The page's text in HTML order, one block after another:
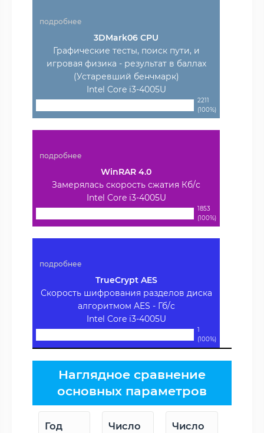
подробнее
3DMark06 CPU
Графические тесты, поиск пути, и
игровая физика - результат в баллах
(Устаревший бенчмарк)
Intel Core i3-4005U
2211
(100%)
подробнее
WinRAR 4.0
Замерялась скорость сжатия Кб/с
Intel Core i3-4005U
1853
(100%)
подробнее
TrueCrypt AES
Скорость шифрования разделов диска
алгоритмом AES - Гб/с
Intel Core i3-4005U
1
(100%)
Наглядное сравнение
основных параметров
Год
Число
Число